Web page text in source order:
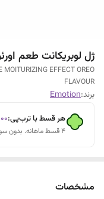
ژل لوبریکانت طعم
EFFECT OREO
FLAVOUR
برند:Emotion
هر قسط با ترب‌پی:
۴ قسط ماهانه. بدون سود، چک و ضامن.
مشخصات